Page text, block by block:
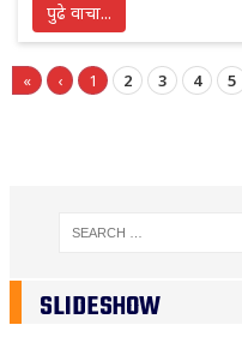
पुढे वाचा...
« ‹ 1 2 3 4 5
SLIDESHOW